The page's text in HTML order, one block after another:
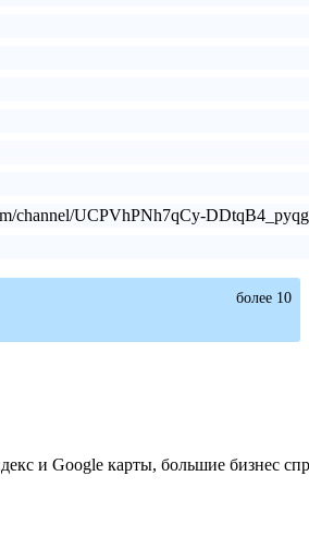
channel/UCPVhPNh7qCy-DDtqB4_pyqg
более 10
и Google карты, большие бизнес